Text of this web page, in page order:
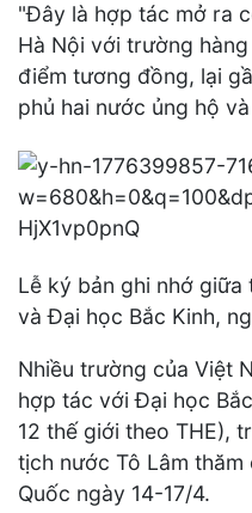
"Đây là hợp tác mở ra
Hà Nội với trường
điểm tương đồng, lại
phủ hai nước ủng hộ
Lễ ký bản ghi nhớ
và Đại học Bắc Kinh,
Nhiều trường của Việt
hợp tác với Đại học
12 thế giới theo THE),
tịch nước Tô Lâm
Quốc ngày 14-17/4.